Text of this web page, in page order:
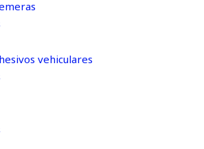
vehiculares